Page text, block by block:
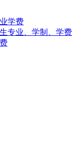
学费
专业、学制、学